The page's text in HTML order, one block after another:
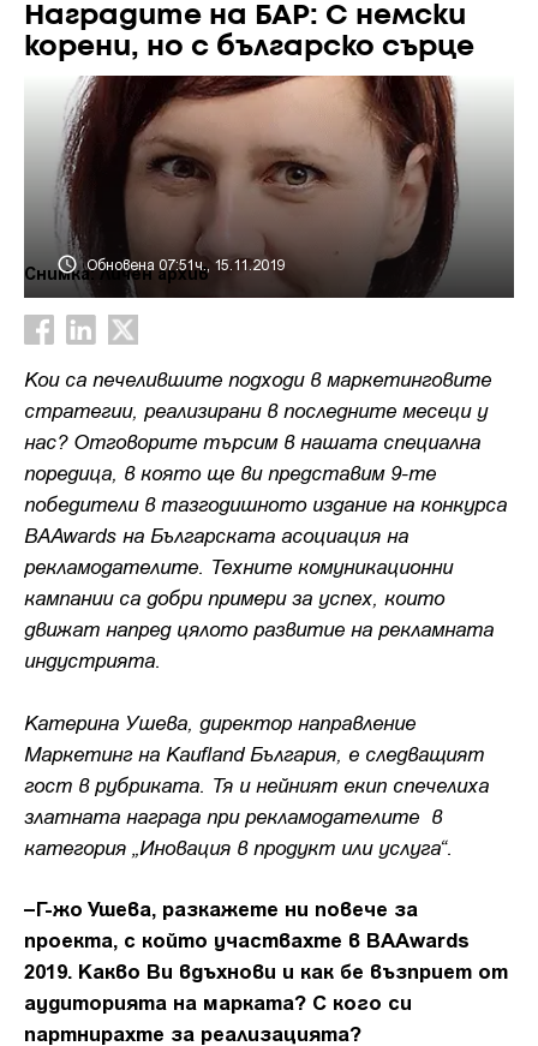
Наградите на БАР: С немски
корени, но с българско сърце
Обновена 07:51ч., 15.11.2019
Снимка: Личен архив
Кои са печелившите подходи в маркетинговите
стратегии, реализирани в последните месеци у
нас? Отговорите търсим в нашата специална
поредица, в която ще ви представим 9-те
победители в тазгодишното издание на конкурса
BAAwards на Българската асоциация на
рекламодателите. Техните комуникационни
кампании са добри примери за успех, които
движат напред цялото развитие на рекламната
индустрията.
Катерина Ушева, директор направление
Маркетинг на Kaufland България, е следващият
гост в рубриката. Тя и нейният екип спечелиха
златната награда при рекламодателите в
категория „Иновация в продукт или услуга“.
–Г-жо Ушева, разкажете ни повече за
проекта, с който участвахте в BAAwards
2019. Какво Ви вдъхнови и как бе възприет от
аудиторията на марката? С кого си
партнирахте за реализацията?